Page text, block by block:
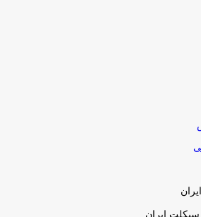
ایران